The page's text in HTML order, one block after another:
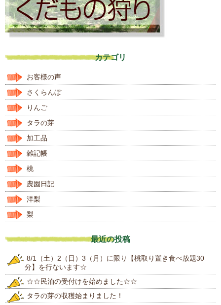
カテゴリ
お客様の声
さくらんぼ
りんご
タラの芽
加工品
雑記帳
桃
農園日記
洋梨
梨
最近の投稿
8/1（土）2（日）3（月）に限り【桃取り置き食べ放題30
分】を行ないます☆
☆☆民泊の受付けを始めました☆☆
タラの芽の収穫始まりました！